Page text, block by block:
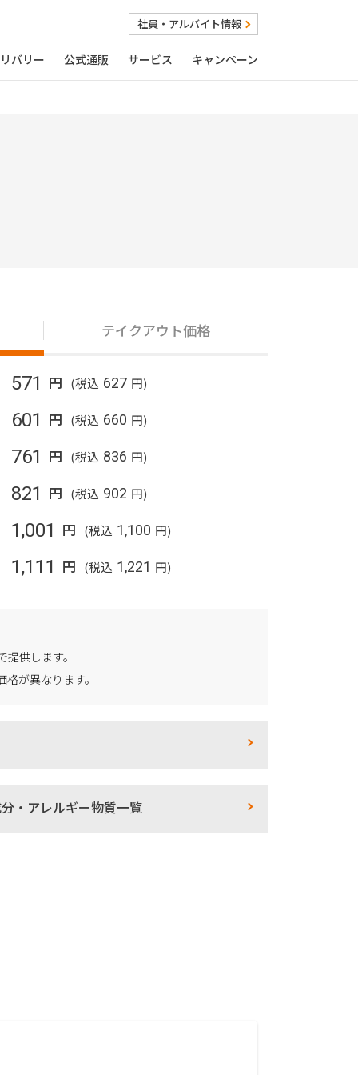
社員・アルバイト情報
バリー 公式通販 サービス キャンペーン
テイクアウト価格
571 円 (税込 627 円)
601 円 (税込 660 円)
761 円 (税込 836 円)
821 円 (税込 902 円)
1,001 円 (税込 1,100 円)
1,111 円 (税込 1,221 円)
供します。
が異なります。
・アレルギー物質一覧